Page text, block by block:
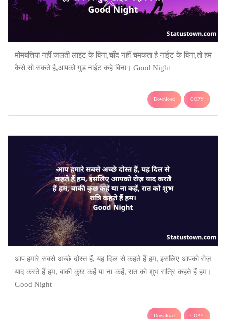
मोमबत्तिया नहीं जलती लाइट के बिना,चाँद नहीं चमकता है नाईट के बिना,तो हम
कैसे सो सकते है,आपको गुड नाईट कहे बिना। Good Night
Download COPY
आप हमारे सबसे अच्छे दोस्त हैं, यह दिल से कहते हैं हम, इसलिए आपको रोज़
याद करते हैं हम, बाकी कुछ कहें या ना कहें, रात को शुभ रात्रि कहते हैं हम।
Good Night
Download COPY